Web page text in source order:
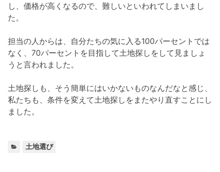
し、価格が高くなるので、難しいといわれてしまいまし
た。
担当の人からは、自分たちの気に入る100パーセントでは
なく、70パーセントを目指して土地探しをして見ましょ
うと言われました。
土地探しも、そう簡単にはいかないものなんだなと感じ、
私たちも、条件を変えて土地探しをまたやり直すことにし
ました。
土地選び